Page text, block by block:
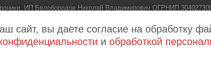
ИП Белобородов Николай Владимирович ОГРНИП
сайт, вы даете согласие на обработку
и обработкой